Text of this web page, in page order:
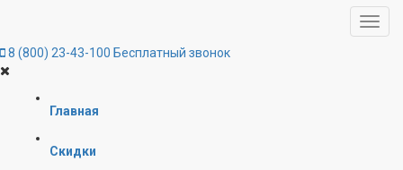
8 (800) 23-43-100 Бесплатный звонок
Главная
Скидки